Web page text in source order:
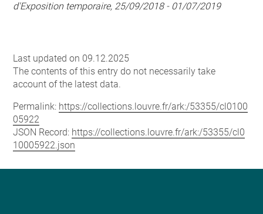
d'Exposition temporaire, 25/09/2018 - 01/07/2019
Last updated on 09.12.2025
The contents of this entry do not necessarily take
account of the latest data.
Permalink: https://collections.louvre.fr/ark:/53355/cl0100
05922
JSON Record: https://collections.louvre.fr/ark:/53355/cl0
10005922.json